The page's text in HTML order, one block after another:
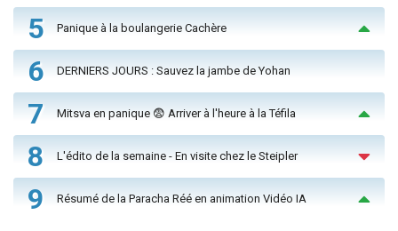
5 Panique à la boulangerie Cachère
6 DERNIERS JOURS : Sauvez la jambe de Yohan
7 Mitsva en panique 😨 Arriver à l'heure à la Téfila
8 L'édito de la semaine - En visite chez le Steipler
9 Résumé de la Paracha Réé en animation Vidéo IA